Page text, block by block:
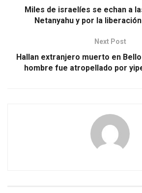
Miles de israelíes se echan a
Netanyahu y por la
Next Post
Hallan extranjero muerto en
hombre fue atropellado por